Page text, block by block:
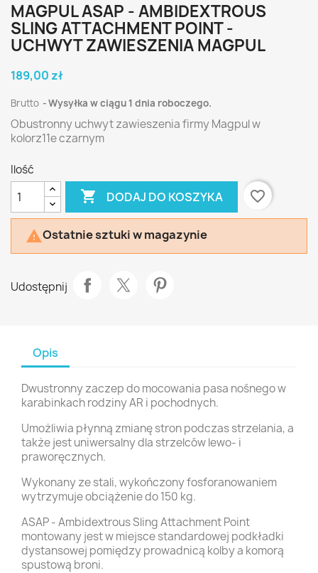
MAGPUL ASAP - AMBIDEXTROUS
SLING ATTACHMENT POINT -
UCHWYT ZAWIESZENIA MAGPUL
189,00 zł
Brutto Wysyłka w ciągu 1 dnia roboczego.
Obustronny uchwyt zawieszenia firmy Magpul w
kolorz11e czarnym
Ilość
 DODAJ DO KOSZYKA favorite_border
Ostatnie sztuki w magazynie
Udostępnij
Opis
Dwustronny zaczep do mocowania pasa nośnego w
karabinkach rodziny AR i pochodnych.
Umożliwia płynną zmianę stron podczas strzelania, a
także jest uniwersalny dla strzelców lewo- i
praworęcznych.
Wykonany ze stali, wykończony fosforanowaniem
wytrzymuje obciążenie do 150 kg.
ASAP - Ambidextrous Sling Attachment Point
montowany jest w miejsce standardowej podkładki
dystansowej pomiędzy prowadnicą kolby a komorą
spustową broni.